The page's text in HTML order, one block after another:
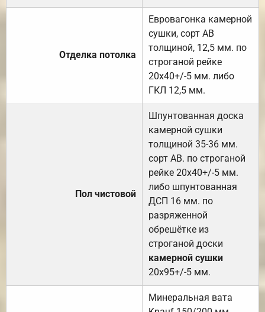
Отделка потолка
Евровагонка камерной
сушки, сорт АВ
толщиной, 12,5 мм. по
строганой рейке
20х40+/-5 мм. либо
ГКЛ 12,5 мм.
Пол чистовой
Шпунтованная доска
камерной сушки
толщиной 35-36 мм.
сорт АВ. по строганой
рейке 20х40+/-5 мм.
либо шпунтованная
ДСП 16 мм. по
разряженной
обрешётке из
строганой доски
камерной сушки
20х95+/-5 мм.
Минеральная вата